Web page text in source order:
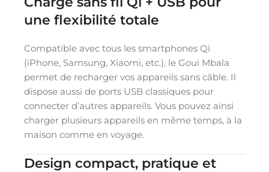
une flexibilité totale
Compatible avec tous les smartphones Qi
(iPhone, Samsung, Xiaomi, etc.), le Goui Mbala
permet de recharger vos appareils sans câble. Il
dispose aussi de ports USB classiques pour
connecter d’autres appareils. Vous pouvez ainsi
charger plusieurs appareils en même temps, à la
maison comme en voyage.
Design compact, pratique et